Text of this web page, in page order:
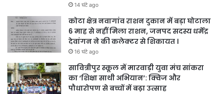
14 घंटे ago
कोटा क्षेत्र नवागांव राशन दुकान में बड़ा घोटाला
6 माह से नहीं मिला राशन, जनपद सदस्य धर्मेंद्र
देवांगन ने की कलेक्टर से शिकायत ।
16 घंटे ago
सावित्रीपुर स्कूल में मारवाड़ी युवा मंच सांकरा
का ‘शिक्षा साथी अभियान’: क्विज और
पौधारोपण से बच्चों में बढ़ा उत्साह